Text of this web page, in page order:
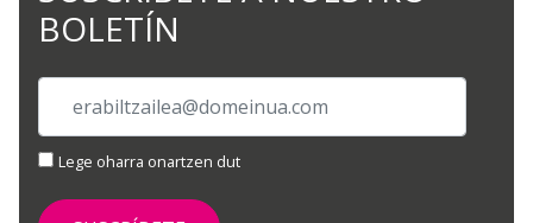
BOLETÍN
Lege oharra onartzen dut